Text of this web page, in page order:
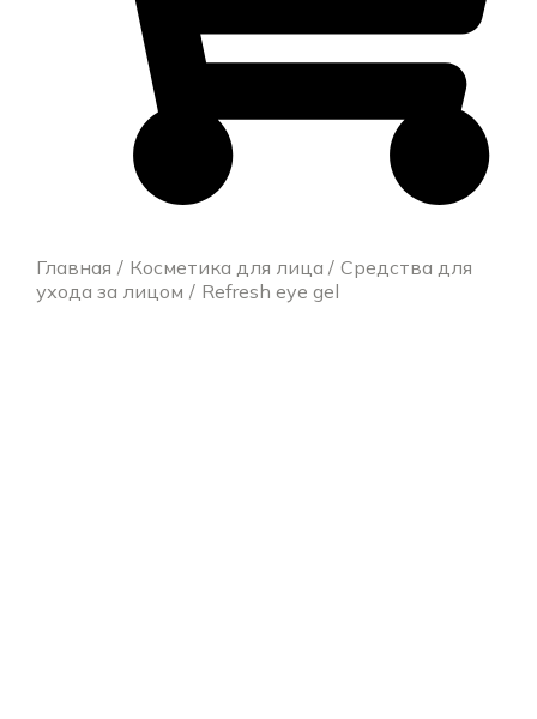
Главная Косметика для лица
Средства для
ухода за лицом
Refresh eye gel